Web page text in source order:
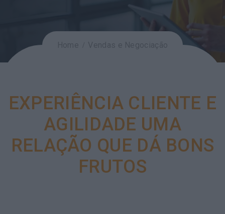
EXPERIÊNCIA CLIENTE E
AGILIDADE UMA
RELAÇÃO QUE DÁ BONS
FRUTOS